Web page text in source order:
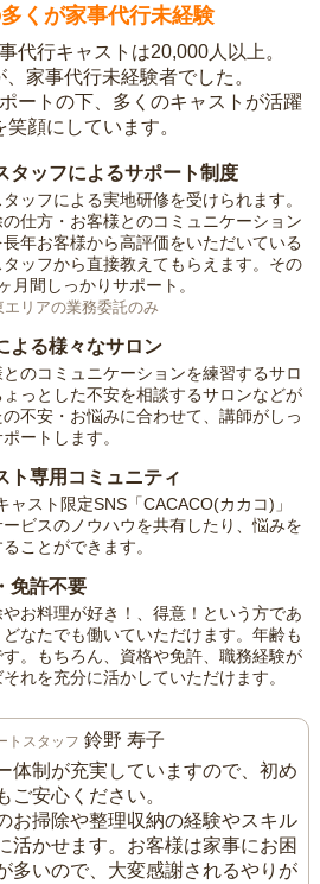
くが家事代行未経験
代行キャストは20,000人以上。
家事代行未経験者でした。
ートの下、多くのキャストが活躍
顔にしています。
タッフによるサポート制度
ッフによる実地研修を受けられます。
の仕方・お客様とのコミュニケーション
長年お客様から高評価をいただいている
ッフから直接教えてもらえます。その
月間しっかりサポート。
リアの業務委託のみ
よる様々なサロン
とのコミュニケーションを練習するサロ
ょっとした不安を相談するサロンなどが
の不安・お悩みに合わせて、講師がしっ
ートします。
ト専用コミュニティ
ャスト限定SNS「CACACO(カカコ)」
ービスのノウハウを共有したり、悩みを
ことができます。
免許不要
やお料理が好き！、得意！という方であ
なたでも働いていただけます。年齢も
。もちろん、資格や免許、職務経験が
れを充分に活かしていただけます。
トスタッフ 鈴野 寿子
体制が充実していますので、初め
ご安心ください。
お掃除や整理収納の経験やスキル
活かせます。お客様は家事にお困
多いので、大変感謝されるやりが